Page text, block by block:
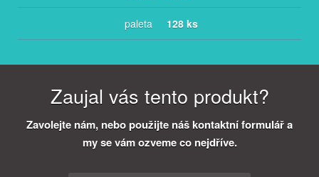
paleta 128 ks
Zaujal vás tento produkt?
Zavolejte nám, nebo použijte náš kontaktní formulář a
my se vám ozveme co nejdříve.